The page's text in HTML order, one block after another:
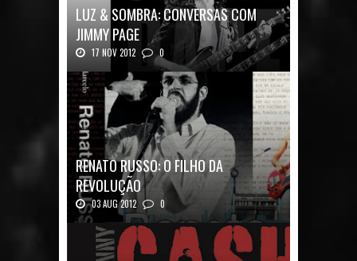
LUZ & SOMBRA: CONVERSAS COM
JIMMY PAGE
17 NOV 2012 0
Luz & Sombra: Conversas com Jimmy Pag...
RENATO RUSSO: O FILHO DA
REVOLUÇÃO
03 AUG 2012 0
Renato Russo: O Filho da Revolução Autor: Car...